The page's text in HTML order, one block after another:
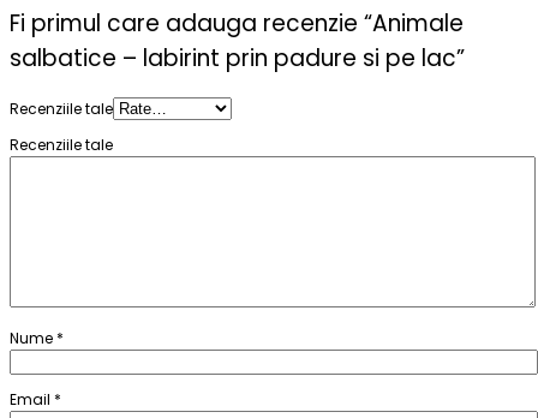
Fi primul care adauga recenzie “Animale
salbatice – labirint prin padure si pe lac”
Recenziile tale
Recenziile tale
Nume *
Email *